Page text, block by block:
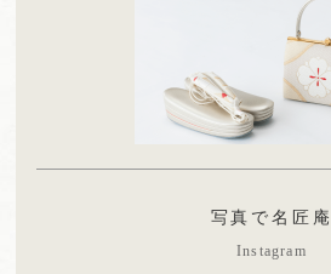
写真で名匠庵
Instagram